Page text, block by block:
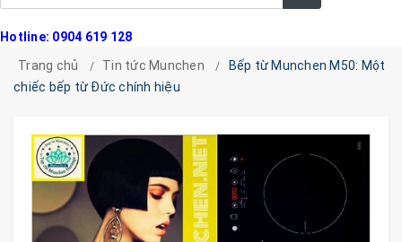
Hotline: 0904 619 128
Trang chủ
Tin tức Munchen
Bếp từ Munchen M50: Một
chiếc bếp từ Đức chính hiệu